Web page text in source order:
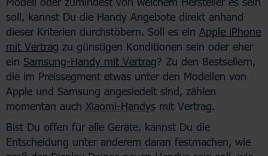
soll, kannst Du die Handy Angebote direkt anhand
dieser Kriterien durchstöbern. Soll es ein Apple iPhone
mit Vertrag zu günstigen Konditionen sein oder eher
ein Samsung-Handy mit Vertrag? Zu den Bestsellern,
die im Preissegment etwas unter den Modellen von
Apple und Samsung angesiedelt sind, zählen
momentan auch Xiaomi-Handys mit Vertrag.
Bist Du offen für alle Geräte, kannst Du die
Entscheidung unter anderem daran festmachen, wie